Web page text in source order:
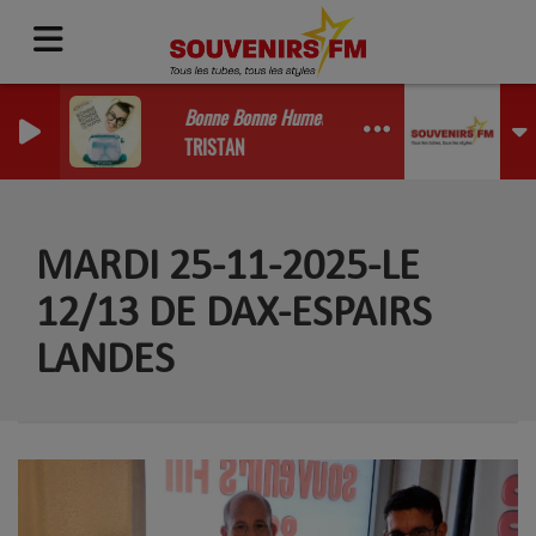
Bonne Bonne Humeur Ce Matin (1988)
TRISTAN
MARDI 25-11-2025-LE
12/13 DE DAX-ESPAIRS
LANDES